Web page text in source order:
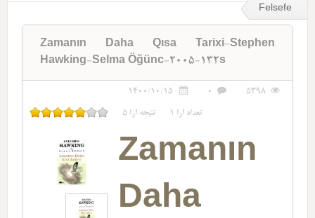
Felsefe
Zamanın Daha Qısa Tarixi-Stephen
Hawking-Selma Öğünc-2005-132s
5398
0
1400/10/15
تعداد آرا 1 نتیجه آرا 5
Zamanın
Daha